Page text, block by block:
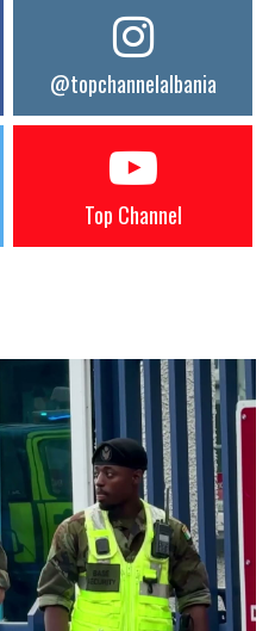
@topchannelalbania
Top Channel